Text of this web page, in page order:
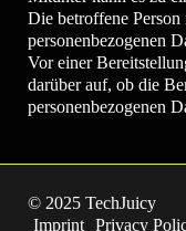
Die betroffene
personenbezogenen
Vor einer
darüber auf, ob die
personenbezogenen
© 2025 TechJuicy
Imprint
Privacy